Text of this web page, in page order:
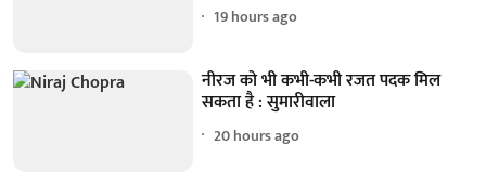
19 hours ago
नीरज को भी कभी-कभी रजत पदक मिल
सकता है : सुमारीवाला
20 hours ago